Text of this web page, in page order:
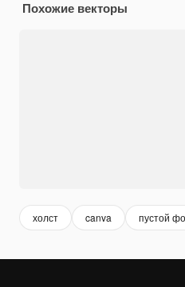
Похожие векторы
холст canva пустой